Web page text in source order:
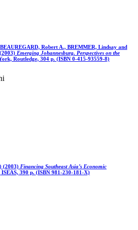
Robert A., BREMMER, Lindsay and
Emerging Johannesburg. Perspectives on the
Routledge, 304 p. (ISBN 0-415-93559-8)
(2003) Financing Southeast Asia’s Economic
ISEAS, 390 p. (ISBN 981-230-181-X)